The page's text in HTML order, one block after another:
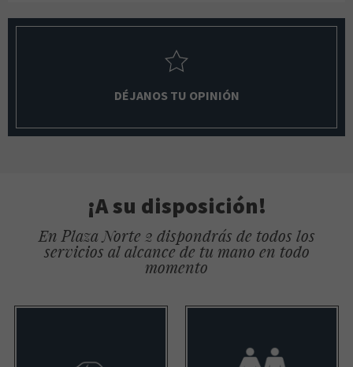
DÉJANOS TU OPINIÓN
¡A su disposición!
En Plaza Norte 2 dispondrás de todos los
servicios al alcance de tu mano en todo
momento